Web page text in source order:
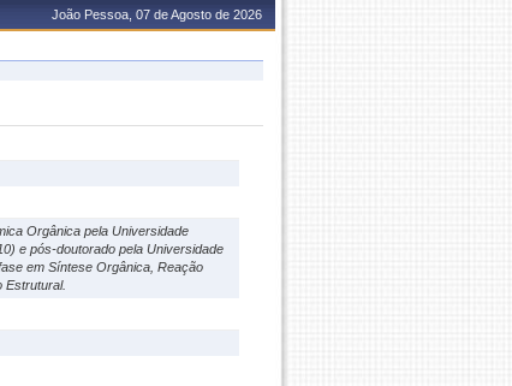
João Pessoa, 07 de Agosto de 2026
Orgânica pela Universidade
e pós-doutorado pela Universidade
em Síntese Orgânica, Reação
Estrutural.